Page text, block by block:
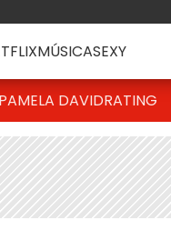
MÚSICASEXY
PAMELA DAVIDRATING